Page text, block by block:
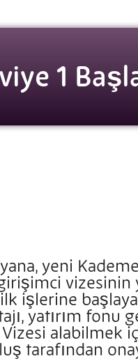
1
yeni
vizesinin
işlerine
yatırım fonu
Vizesi alabilmek
tarafından